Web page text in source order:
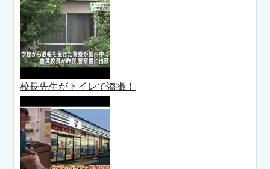
校長先生がトイレで盗撮！